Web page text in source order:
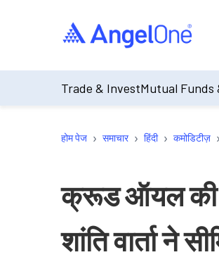
Trade & InvestMutual Funds
होम पेज › समाचार › हिंदी › कमोडिटीज़ ›
क्रूड ऑयल की
शांति वार्ता ने